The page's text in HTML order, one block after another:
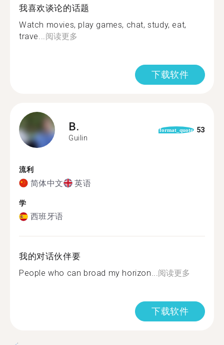
我喜欢谈论的话题
Watch movies, play games, chat, study, eat,
trave...阅读更多
下载软件
B.
Guilin
format_quote 53
流利
简体中文 英语
学
西班牙语
我的对话伙伴要
People who can broad my horizon...阅读更多
下载软件